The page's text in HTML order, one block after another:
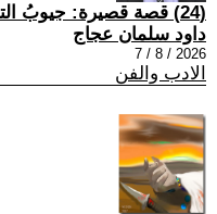
(24) قصة قصيرة: جيوبُ التفكير
داود سلمان عجاج
2026 / 8 / 7
الادب والفن